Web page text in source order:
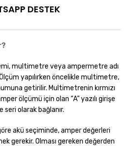
DESTEK
multimetre veya ampermetre adı
yapılırken öncelikle multimetre,
getirilir. Multimetrenin kırmızı
ölçümü için olan “A” yazılı girişe
seri olarak bağlanır.
akü seçiminde, amper değerleri
gerekir. Olması gereken değerden